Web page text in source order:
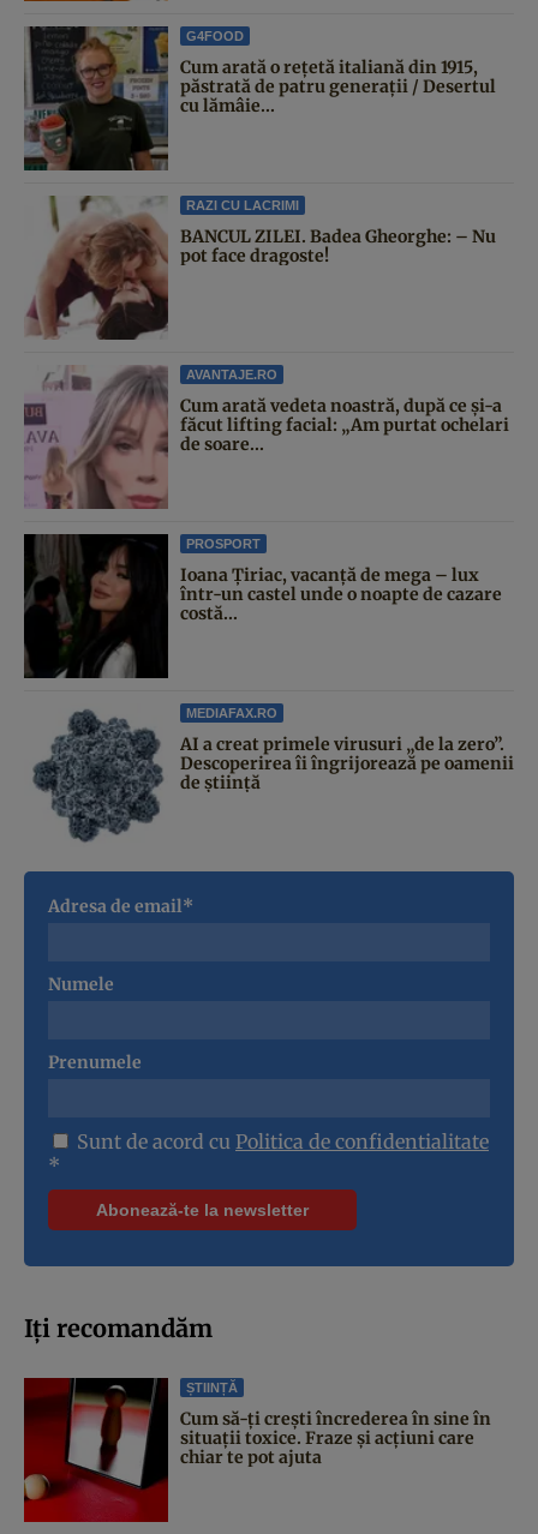
G4FOOD
Cum arată o rețetă italiană din 1915,
păstrată de patru generații / Desertul
cu lămâie...
RAZI CU LACRIMI
BANCUL ZILEI. Badea Gheorghe: – Nu
pot face dragoste!
AVANTAJE.RO
Cum arată vedeta noastră, după ce și-a
făcut lifting facial: „Am purtat ochelari
de soare...
PROSPORT
Ioana Țiriac, vacanță de mega – lux
într-un castel unde o noapte de cazare
costă...
MEDIAFAX.RO
AI a creat primele virusuri „de la zero”.
Descoperirea îi îngrijorează pe oamenii
de știință
Adresa de email*
Numele
Prenumele
Sunt de acord cu Politica de confidentialitate
*
Iți recomandăm
ȘTIINȚĂ
Cum să-ți crești încrederea în sine în
situații toxice. Fraze și acțiuni care
chiar te pot ajuta